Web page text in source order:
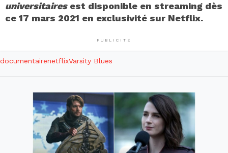
universitairesest disponible en streaming dès
ce 17 mars 2021 en exclusivité sur Netflix.
PUBLICITÉ
documentairenetflixVarsity Blues